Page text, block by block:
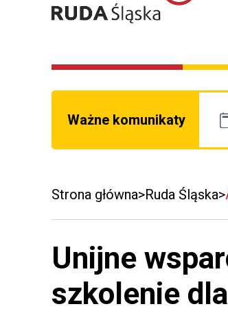
Ważne komunikaty
Strona główna Ruda Śląska
Unijne
szkolenie